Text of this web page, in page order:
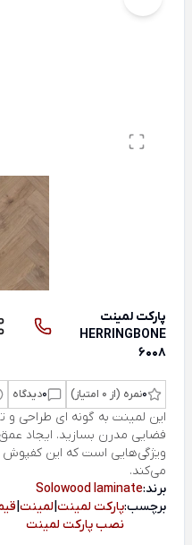
پارکت لمینت
HERRINGBONE
6008
0نمره (از 0 امتیاز) 0دیدگاه
این لمینت به گونه ای طراحی و
فضایی مدرن بسازید. ایجاد
ویژگی‌هایی است که این کفپوش
می‌کند.
برند:Solowood laminate
برچسب:پارکت لمینت لمینت
نصب پارکت لمینت